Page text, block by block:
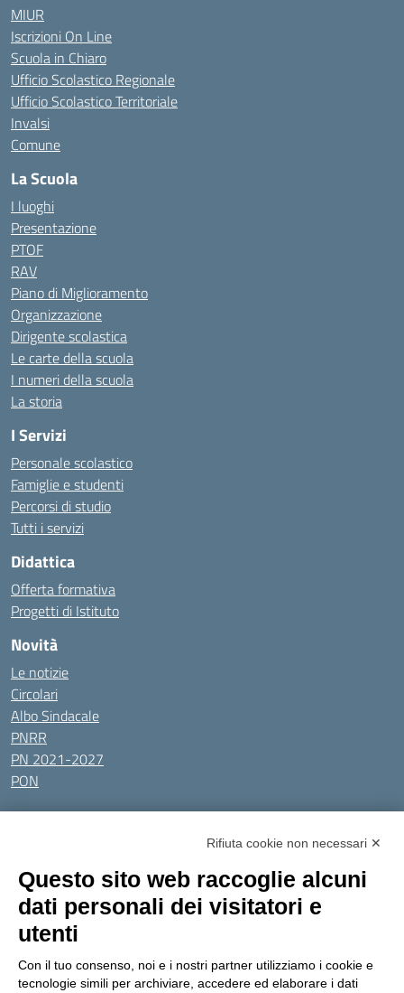
MIUR
Iscrizioni On Line
Scuola in Chiaro
Ufficio Scolastico Regionale
Ufficio Scolastico Territoriale
Invalsi
Comune
La Scuola
I luoghi
Presentazione
PTOF
RAV
Piano di Miglioramento
Organizzazione
Dirigente scolastica
Le carte della scuola
I numeri della scuola
La storia
I Servizi
Personale scolastico
Famiglie e studenti
Percorsi di studio
Tutti i servizi
Didattica
Offerta formativa
Progetti di Istituto
Novità
Le notizie
Circolari
Albo Sindacale
PNRR
PN 2021-2027
PON
Tutti gli argomenti
Amministrazione Trasparente
Privacy Policy
Dichiarazione di accessibilitàObiettivi di accessibilità
Seguici su:
Indirizzo:Via Gaetano Donizetti 30, Collegno
Rifiuta cookie non necessari ✕
Questo sito web raccoglie alcuni
dati personali dei visitatori e
utenti
Con il tuo consenso, noi e i nostri partner utilizziamo i cookie e
tecnologie simili per archiviare, accedere ed elaborare i dati